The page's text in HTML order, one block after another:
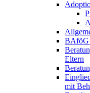
BAföG
Eltern
mit